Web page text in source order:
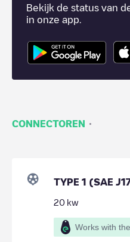
Bekijk de status van
in onze app.
CONNECTOREN ·
TYPE 1 (SAE
20 kw
Works with